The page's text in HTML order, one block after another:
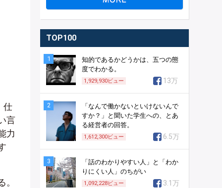
仕
言
力
TOP100
1
知的であるかどうかは、五つの態
度でわかる。
1,929,930ビュー 13万
2
「なんで働かないといけないんで
すか？」と聞いた学生への、とあ
る経営者の回答。
1,612,300ビュー 6.5万
3
「話のわかりやすい人」と「わか
りにくい人」のちがい
1,092,228ビュー 3.1万